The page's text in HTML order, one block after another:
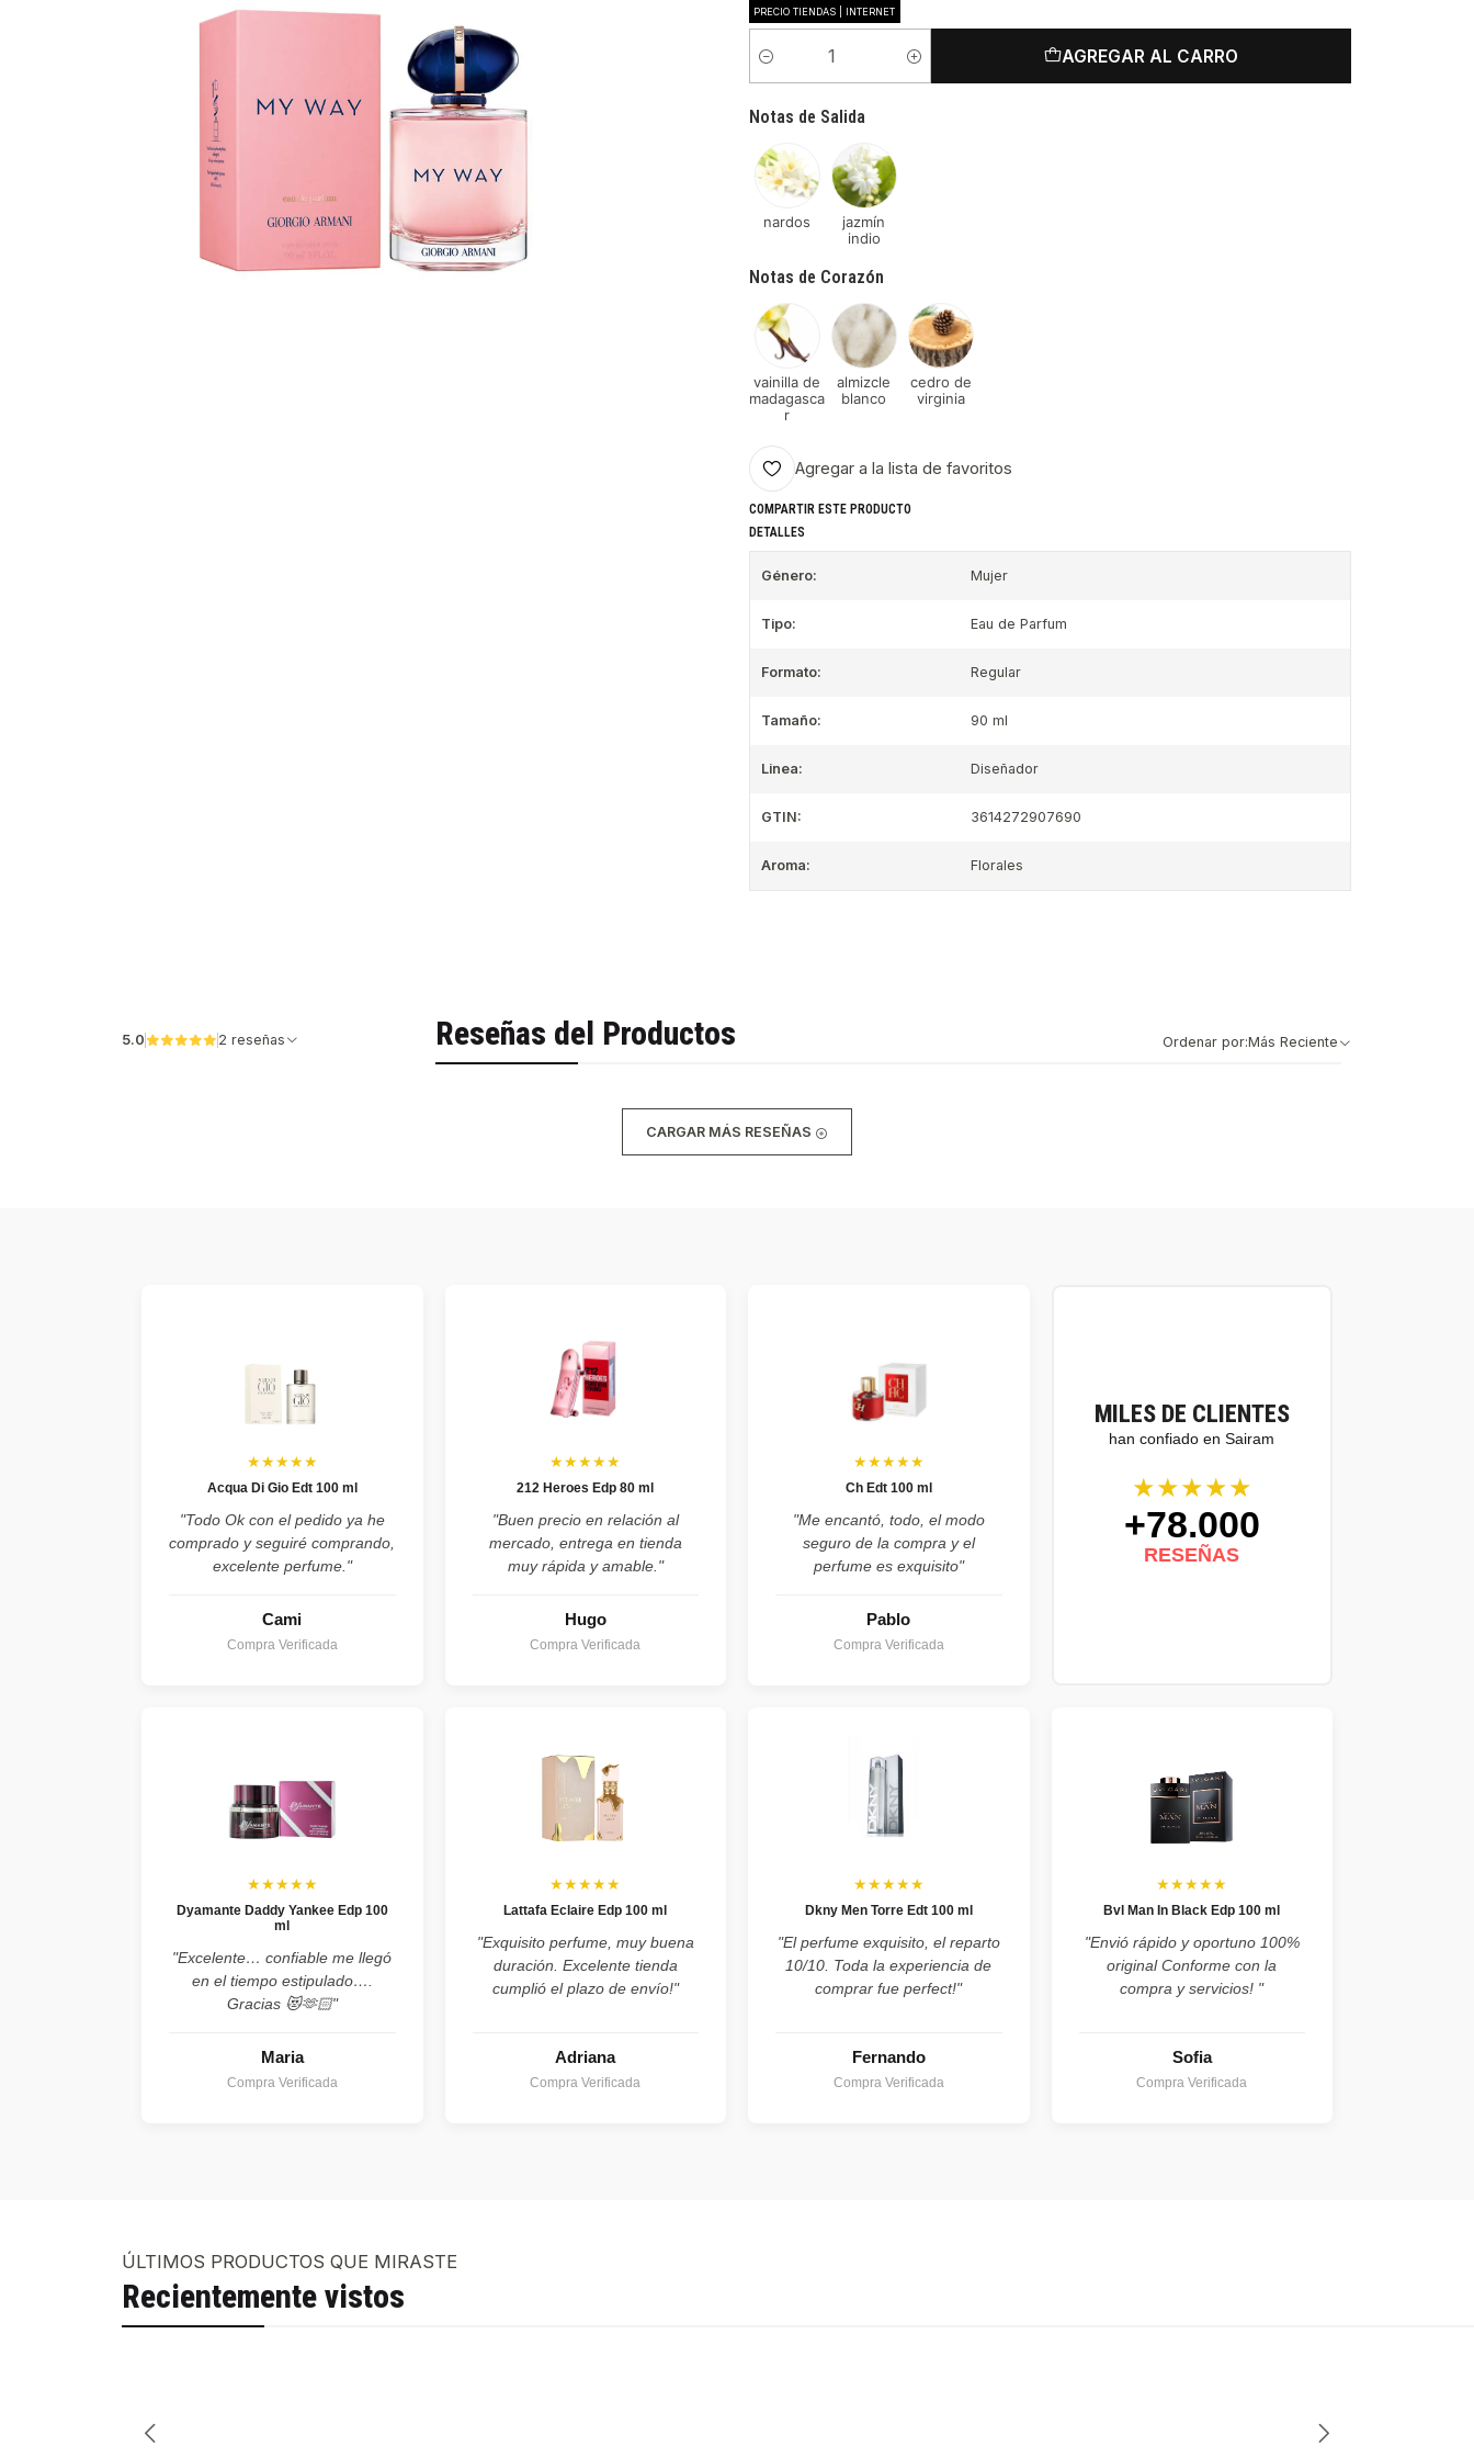
PRECIO TIENDAS | INTERNET
Cantidad
AGREGAR AL CARRO
Notas de Salida
nardos
jazmín
indio
Notas de Corazón
vainilla de
madagasca
r
almizcle
blanco
cedro de
virginia
Agregar a la lista de favoritos
COMPARTIR ESTE PRODUCTO
DETALLES
Género: Mujer
Tipo: Eau de Parfum
Formato: Regular
Tamaño: 90 ml
Linea: Diseñador
GTIN: 3614272907690
Aroma: Florales
Reseñas del Productos
5.0 2 reseñas Ordenar por:Más Reciente
CARGAR MÁS RESEÑAS
MILES DE CLIENTES
han confiado en Sairam
★★★★★
+78.000
RESEÑAS
★★★★★
Acqua Di Gio Edt 100 ml
"Todo Ok con el pedido ya he
comprado y seguiré comprando,
excelente perfume."
Cami
Compra Verificada
★★★★★
212 Heroes Edp 80 ml
"Buen precio en relación al
mercado, entrega en tienda
muy rápida y amable."
Hugo
Compra Verificada
★★★★★
Ch Edt 100 ml
"Me encantó, todo, el modo
seguro de la compra y el
perfume es exquisito"
Pablo
Compra Verificada
★★★★★
Dyamante Daddy Yankee Edp 100
ml
"Excelente… confiable me llegó
en el tiempo estipulado….
Gracias 😻🫶🏻"
Maria
Compra Verificada
★★★★★
Lattafa Eclaire Edp 100 ml
"Exquisito perfume, muy buena
duración. Excelente tienda
cumplió el plazo de envío!"
Adriana
Compra Verificada
★★★★★
Dkny Men Torre Edt 100 ml
"El perfume exquisito, el reparto
10/10. Toda la experiencia de
comprar fue perfect!"
Fernando
Compra Verificada
★★★★★
Bvl Man In Black Edp 100 ml
"Envió rápido y oportuno 100%
original Conforme con la
compra y servicios! "
Sofia
Compra Verificada
ÚLTIMOS PRODUCTOS QUE MIRASTE
Recientemente vistos